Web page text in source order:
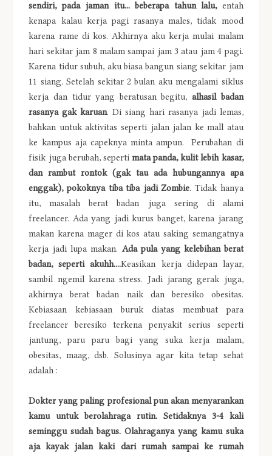
sendiri, pada jaman itu... beberapa tahun lalu,entah
kenapa kalau kerja pagi rasanya males, tidak mood
karena rame di kos. Akhirnya aku kerja mulai malam
hari sekitar jam 8 malam sampai jam 3 atau jam 4 pagi.
Karena tidur subuh, aku biasa bangun siang sekitar jam
11 siang. Setelah sekitar 2 bulan aku mengalami siklus
kerja dan tidur yang beratusan begitu, alhasil badan
rasanya gak karuan. Di siang hari rasanya jadi lemas,
bahkan untuk aktivitas seperti jalan jalan ke mall atau
ke kampus aja capeknya minta ampun. Perubahan di
fisik juga berubah, sepertimata panda, kulit lebih kasar,
dan rambut rontok (gak tau ada hubungannya apa
enggak), pokoknya tiba tiba jadi Zombie. Tidak hanya
itu, masalah berat badan juga sering di alami
freelancer. Ada yang jadi kurus banget, karena jarang
makan karena mager di kos atau saking semangatnya
kerja jadi lupa makan. Ada pula yang kelebihan berat
badan, seperti akuhh....Keasikan kerja didepan layar,
sambil ngemil karena stress. Jadi jarang gerak juga,
akhirnya berat badan naik dan beresiko obesitas.
Kebiasaan kebiasaan buruk diatas membuat para
freelancer beresiko terkena penyakit serius seperti
jantung, paru paru bagi yang suka kerja malam,
obesitas, maag, dsb. Solusinya agar kita tetap sehat
adalah :
Dokter yang paling profesional pun akan menyarankan
kamu untuk berolahraga rutin. Setidaknya 3-4 kali
seminggu sudah bagus. Olahraganya yang kamu suka
aja kayak jalan kaki dari rumah sampai ke rumah